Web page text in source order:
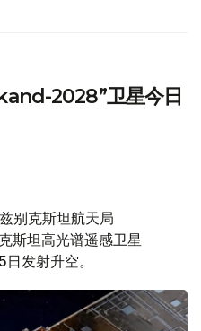
2028”卫星今日
别克斯坦航天局
斯坦高光谱遥感卫星
发射升空。